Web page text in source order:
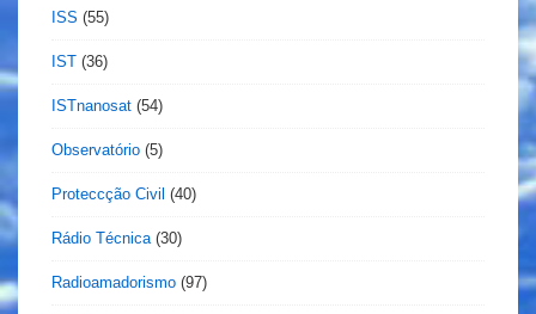
ISS (55)
IST (36)
ISTnanosat (54)
Observatório (5)
Proteccção Civil (40)
Rádio Técnica(30)
Radioamadorismo (97)